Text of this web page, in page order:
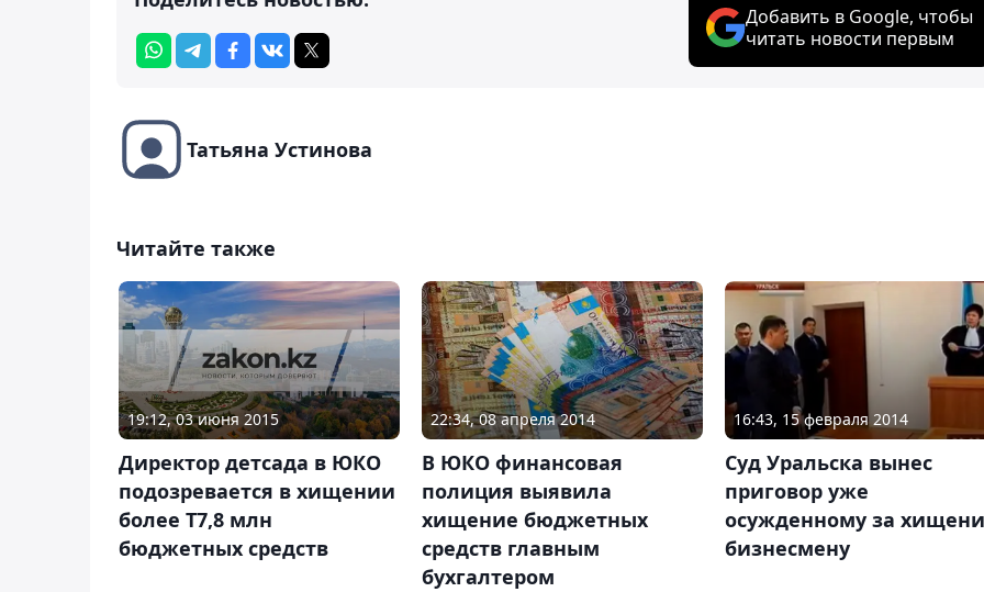
Добавить в Google, чтобы
читать новости первым
Татьяна Устинова
Читайте также
19:12, 03 июня 2015
Директор детсада в ЮКО
подозревается в хищении
более Т7,8 млн
бюджетных средств
22:34, 08 апреля 2014
В ЮКО финансовая
полиция выявила
хищение бюджетных
средств главным
бухгалтером
16:43, 15 февраля 2014
Суд Уральска вынес
приговор уже
осужденному за
бизнесмену